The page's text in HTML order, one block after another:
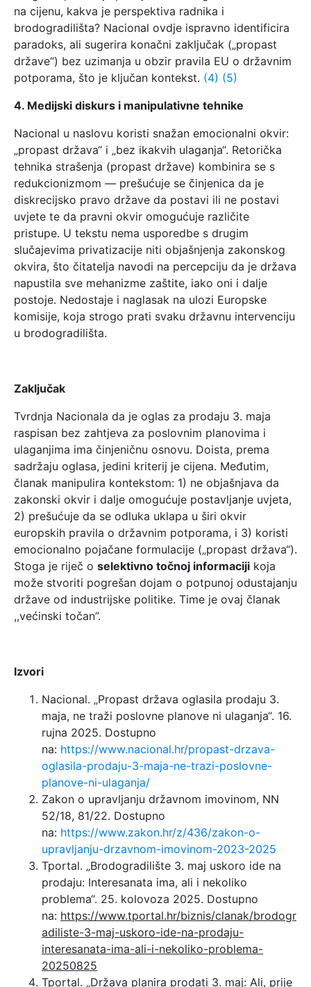
na cijenu, kakva je perspektiva radnika i
brodogradilišta? Nacional ovdje ispravno identificira
paradoks, ali sugerira konačni zaključak („propast
države“) bez uzimanja u obzir pravila EU o državnim
potporama, što je ključan kontekst. (4) (5)
4. Medijski diskurs i manipulativne tehnike
Nacional u naslovu koristi snažan emocionalni okvir:
„propast država“ i „bez ikakvih ulaganja“. Retorička
tehnika strašenja (propast države) kombinira se s
redukcionizmom — prešućuje se činjenica da je
diskrecijsko pravo države da postavi ili ne postavi
uvjete te da pravni okvir omogućuje različite
pristupe. U tekstu nema usporedbe s drugim
slučajevima privatizacije niti objašnjenja zakonskog
okvira, što čitatelja navodi na percepciju da je država
napustila sve mehanizme zaštite, iako oni i dalje
postoje. Nedostaje i naglasak na ulozi Europske
komisije, koja strogo prati svaku državnu intervenciju
u brodogradilišta.
Zaključak
Tvrdnja Nacionala da je oglas za prodaju 3. maja
raspisan bez zahtjeva za poslovnim planovima i
ulaganjima ima činjeničnu osnovu. Doista, prema
sadržaju oglasa, jedini kriterij je cijena. Međutim,
članak manipulira kontekstom: 1) ne objašnjava da
zakonski okvir i dalje omogućuje postavljanje uvjeta,
2) prešućuje da se odluka uklapa u širi okvir
europskih pravila o državnim potporama, i 3) koristi
emocionalno pojačane formulacije („propast država“).
Stoga je riječ o selektivno točnoj informaciji koja
može stvoriti pogrešan dojam o potpunoj odustajanju
države od industrijske politike. Time je ovaj članak
,,većinski točan”.
Izvori
Nacional. „Propast država oglasila prodaju 3.
maja, ne traži poslovne planove ni ulaganja“. 16.
rujna 2025. Dostupno
na: https://www.nacional.hr/propast-drzava-
oglasila-prodaju-3-maja-ne-trazi-poslovne-
planove-ni-ulaganja/
Zakon o upravljanju državnom imovinom, NN
52/18, 81/22. Dostupno
na: https://www.zakon.hr/z/436/zakon-o-
upravljanju-drzavnom-imovinom-2023-2025
Tportal. „Brodogradilište 3. maj uskoro ide na
prodaju: Interesanata ima, ali i nekoliko
problema“. 25. kolovoza 2025. Dostupno
na: https://www.tportal.hr/biznis/clanak/brodogr
adiliste-3-maj-uskoro-ide-na-prodaju-
interesanata-ima-ali-i-nekoliko-problema-
20250825
Tportal. „Država planira prodati 3. maj: Ali, prije